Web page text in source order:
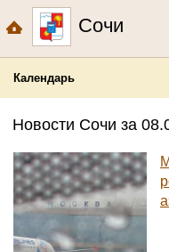
Сочи
Календарь
Новости Сочи за